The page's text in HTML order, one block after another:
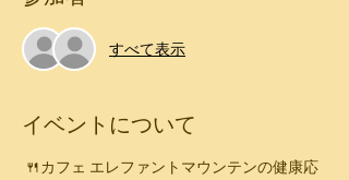
すべて表示
イベントについて
🍴カフェ エレファントマウンテンの健康応